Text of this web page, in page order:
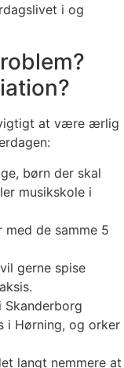
i og
at være ærlig
børn der skal
musikskole i
med de samme 5
gerne spise
Skanderborg
i Hørning, og orker
langt nemmere at